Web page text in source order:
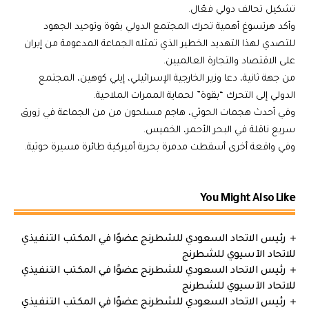
تشكيل تحالف دولي فعّال.
وأكد هرتسوغ أهمية تحرك المجتمع الدولي بقوة وتوحيد الجهود
للتصدي لهذا التهديد الخطير الذي تمثله الجماعة المدعومة من إيران
على الاقتصاد والتجارة العالميين.
من جهة ثانية، دعا وزير الخارجية الإسرائيلي، إيلي كوهين، المجتمع
الدولي إلى التحرك “بقوة” لحماية الممرات الملاحية.
وفي أحدث هجمات الحوثي، هاجم مسلحون من من الجماعة في زورق
سريع ناقلة في البحر الأحمر، الخميس.
وفي واقعة أخرى أسقطت مدمرة بحرية أميركية طائرة مسيرة حوثية.
You Might Also Like
رئيس الاتحاد السعودي للشطرنج عضوًا في المكتب التنفيذي
للاتحاد الآسيوي للشطرنج
رئيس الاتحاد السعودي للشطرنج عضوًا في المكتب التنفيذي
للاتحاد الآسيوي للشطرنج
رئيس الاتحاد السعودي للشطرنج عضوًا في المكتب التنفيذي